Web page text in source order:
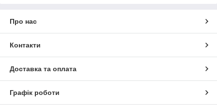
Про нас
Контакти
Доставка та оплата
Графік роботи